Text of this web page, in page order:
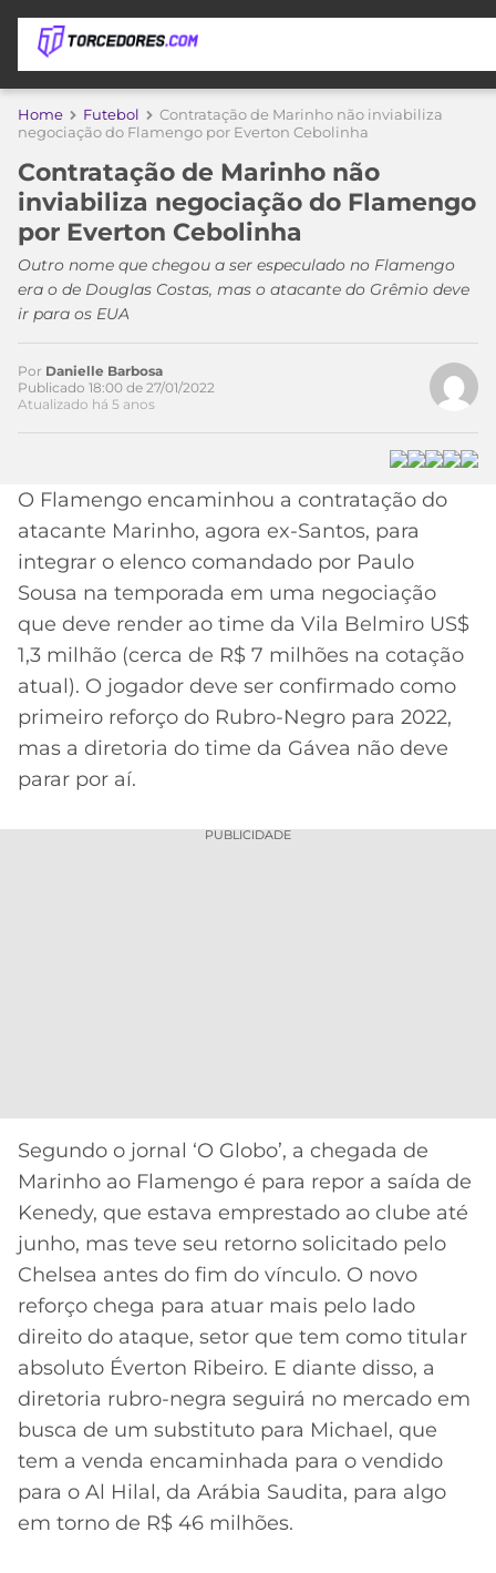
APOSTAS
DE
APOSTA
MELHORES
SITES
DE
APOSTAS
2026
CÓDIGO
DE
INDICAÇÃO
BET365
CÓDIGO
BETANO
MELHORES
APPS
APOSTAS
COPA
DO
MUNDO
TIMES
MEU
TIME
CORINTHIANS
SÃO
PAULO
SANTOS
FLAMENGO
CRUZEIRO
CAMPEONATOS
A
LIBERTADORES
COPA
DO
BRASIL
PREMIER
LEAGUE
SUL-
MERCADO
DA
BOLA
PALPITES
Home Futebol
Contratação de Marinho não inviabiliza
negociação do Flamengo por Everton Cebolinha
Contratação de Marinho não
inviabiliza negociação do Flamengo
por Everton Cebolinha
Outro nome que chegou a ser especulado no Flamengo
era o de Douglas Costas, mas o atacante do Grêmio deve
ir para os EUA
Por Danielle Barbosa
Publicado 18:00 de 27/01/2022
Atualizado há 5 anos
O Flamengo encaminhou a contratação do
atacante Marinho, agora ex-Santos, para
integrar o elenco comandado por Paulo
Sousa na temporada em uma negociação
que deve render ao time da Vila Belmiro US$
1,3 milhão (cerca de R$ 7 milhões na cotação
atual). O jogador deve ser confirmado como
primeiro reforço do Rubro-Negro para 2022,
mas a diretoria do time da Gávea não deve
parar por aí.
PUBLICIDADE
Segundo o jornal ‘O Globo’, a chegada de
Marinho ao Flamengo é para repor a saída de
Kenedy, que estava emprestado ao clube até
junho, mas teve seu retorno solicitado pelo
Chelsea antes do fim do vínculo. O novo
reforço chega para atuar mais pelo lado
direito do ataque, setor que tem como titular
absoluto Éverton Ribeiro. E diante disso, a
diretoria rubro-negra seguirá no mercado em
busca de um substituto para Michael, que
tem a venda encaminhada para o vendido
para o Al Hilal, da Arábia Saudita, para algo
em torno de R$ 46 milhões.